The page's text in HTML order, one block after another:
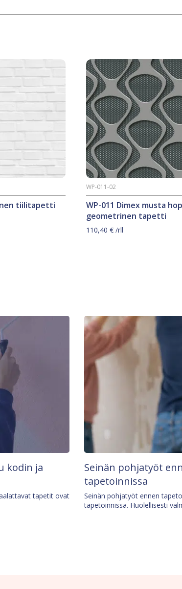
tiilitapetti
WP-011 Dimex musta
geometrinen tapetti
WP-011-02
110,40 €/rll
kodin ja
tapetit ovat
Seinän pohjatyöt
tapetoinnissa
Seinän pohjatyöt ennen
tapetoinnissa. Huolellisesti